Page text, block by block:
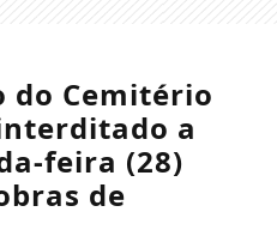
do Cemitério
a
feira (28)
de